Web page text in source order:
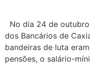
No dia 24 de
dos Bancários de
bandeiras de luta
pensões, o salário-